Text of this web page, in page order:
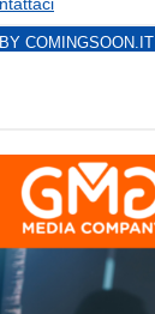
BY COMINGSOON.IT